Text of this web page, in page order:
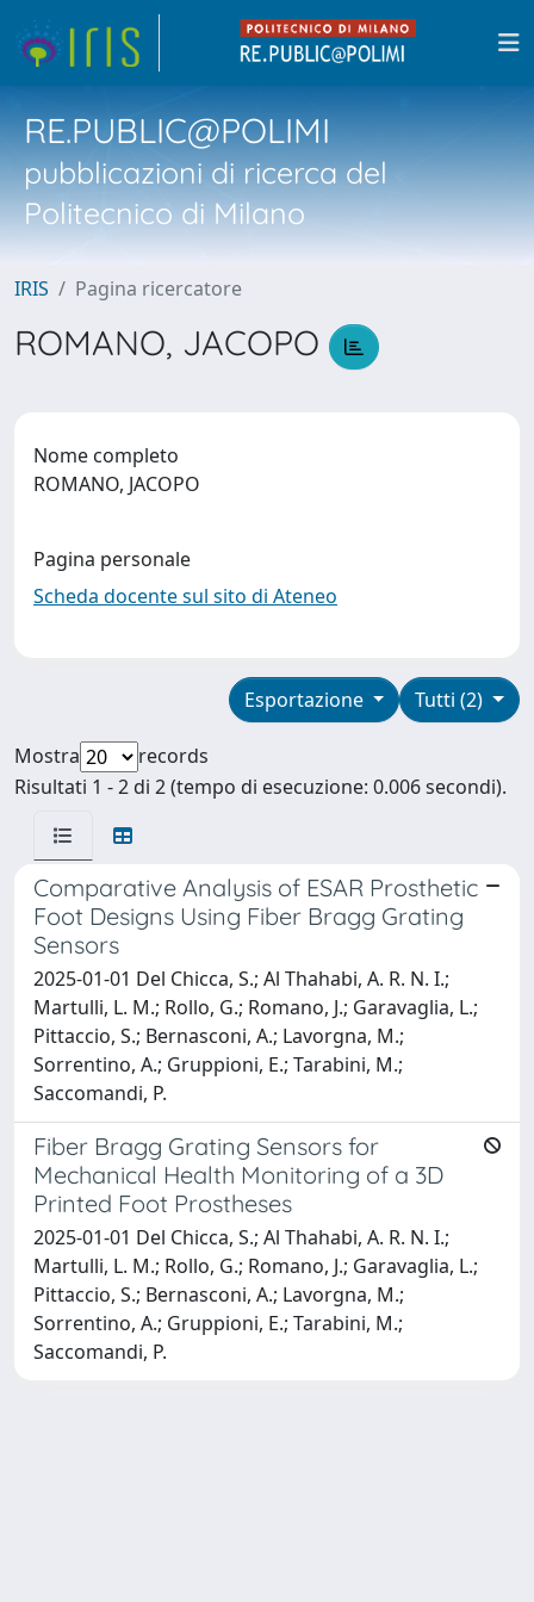
RE.PUBLIC@POLIMI
pubblicazioni di ricerca del
Politecnico di Milano
IRIS Pagina ricercatore
ROMANO, JACOPO
Nome completo
ROMANO, JACOPO
Pagina personale
Scheda docente sul sito di Ateneo
Tutti (2)
Esportazione
Mostra
records
Risultati 1 - 2 di 2 (tempo di esecuzione: 0.006 secondi).
Comparative Analysis of ESAR Prosthetic
Foot Designs Using Fiber Bragg Grating
Sensors
2025-01-01 Del Chicca, S.; Al Thahabi, A. R. N. I.;
Martulli, L. M.; Rollo, G.; Romano, J.; Garavaglia, L.;
Pittaccio, S.; Bernasconi, A.; Lavorgna, M.;
Sorrentino, A.; Gruppioni, E.; Tarabini, M.;
Saccomandi, P.
Fiber Bragg Grating Sensors for
Mechanical Health Monitoring of a 3D
Printed Foot Prostheses
2025-01-01 Del Chicca, S.; Al Thahabi, A. R. N. I.;
Martulli, L. M.; Rollo, G.; Romano, J.; Garavaglia, L.;
Pittaccio, S.; Bernasconi, A.; Lavorgna, M.;
Sorrentino, A.; Gruppioni, E.; Tarabini, M.;
Saccomandi, P.